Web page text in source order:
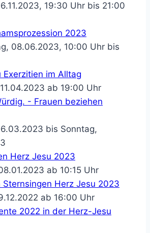
19:30 Uhr bis 21:00
2023
08.06.2023, 10:00 Uhr bis
im Alltag
ab 19:00 Uhr
- Frauen beziehen
bis Sonntag,
Herz Jesu 2023
ab 10:15 Uhr
Herz Jesu 2023
ab 16:00 Uhr
2022 in der Herz-Jesu